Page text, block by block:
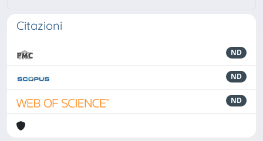
Citazioni
ND
ND
ND